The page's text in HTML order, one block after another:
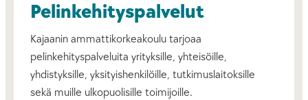
Pelinkehityspalvelut
Kajaanin ammattikorkeakoulu tarjoaa
pelinkehityspalveluita yrityksille, yhteisöille,
yhdistyksille, yksityishenkilöille, tutkimuslaitoksille
sekä muille ulkopuolisille toimijoille.